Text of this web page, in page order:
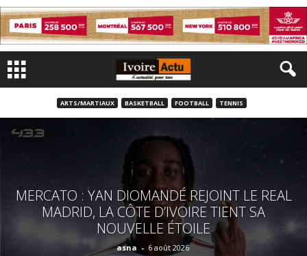
ARTS/MARTIAUX BASKETBALL FOOTBALL TENNIS
MERCATO : YAN DIOMANDÉ REJOINT LE REAL
MADRID, LA CÔTE D’IVOIRE TIENT SA
NOUVELLE ÉTOILE
asna - 6 août 2026